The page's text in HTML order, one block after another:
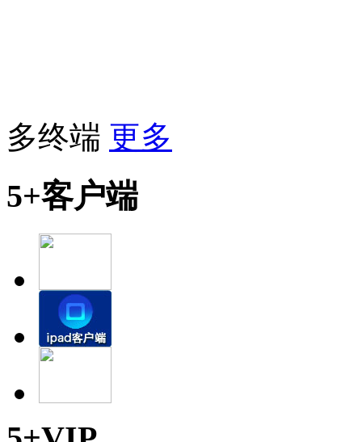
多终端 更多
5+客户端